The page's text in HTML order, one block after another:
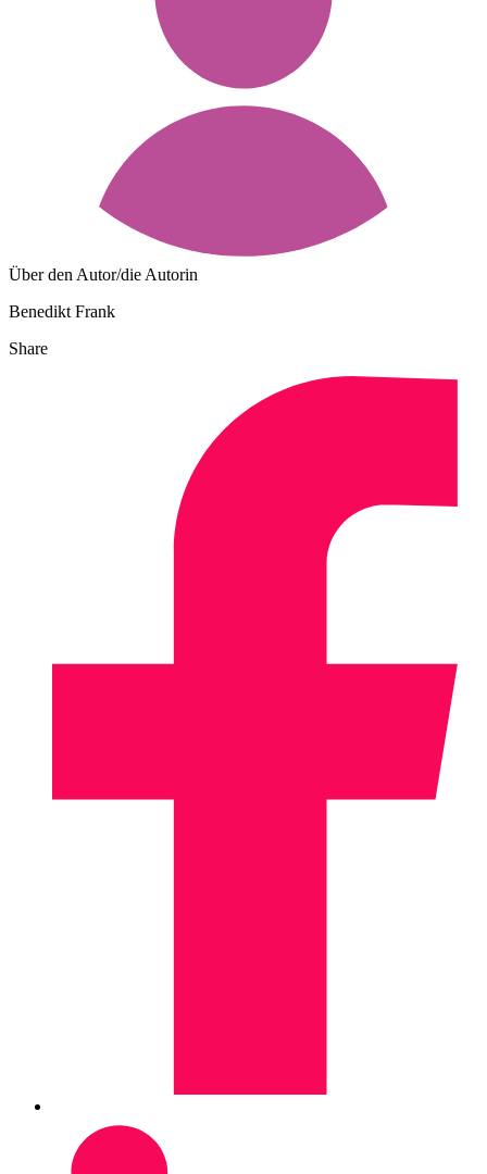
Über den Autor/die Autorin
Benedikt Frank
Share